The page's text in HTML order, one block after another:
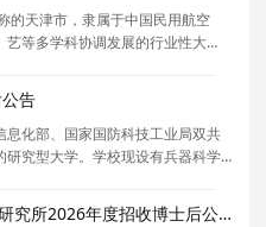
的天津市，隶属于中国民用航空
等多学科协调发展的行业性大
共建高校，是天津市双一流建设
余年开拓进取，
告
化部、国家国防科技工业局双共
究型大学。学校现设有兵器科学
息与通信工程、材料科学与工
等7个博士后科研
中国农业科学院农业经济与发展研究所2026年度招收博士后公告